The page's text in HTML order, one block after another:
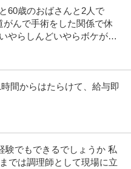
60歳のおばさんと2人で
んで手術をした関係で休
やらしんどいやらボケが始
間からはたらけて、給与即
験でもできるでしょうか 私
では調理師として現場に立